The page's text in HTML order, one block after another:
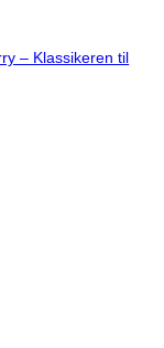
– Klassikeren til